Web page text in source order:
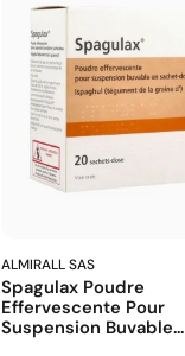
ALMIRALL SAS
Spagulax Poudre
Effervescente Pour
Suspension Buvable...